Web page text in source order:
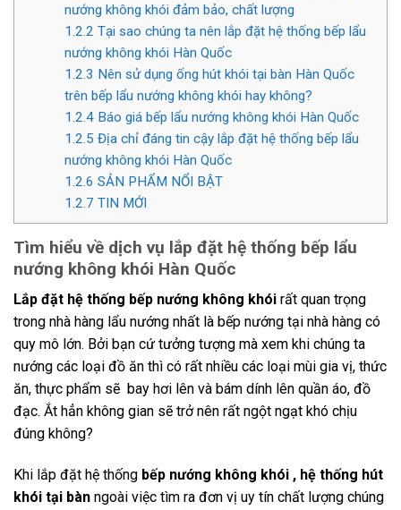
nướng không khói đảm bảo, chất lượng
1.2.2 Tại sao chúng ta nên lắp đặt hệ thống bếp lẩu
nướng không khói Hàn Quốc
1.2.3 Nên sử dụng ống hút khói tại bàn Hàn Quốc
trên bếp lẩu nướng không khói hay không?
1.2.4Báo giá bếp lẩu nướng không khói Hàn Quốc
1.2.5 Địa chỉ đáng tin cậy lắp đặt hệ thống bếp lẩu
nướng không khói Hàn Quốc
1.2.6 SẢN PHẨM NỔI BẬT
1.2.7 TIN MỚI
Tìm hiểu về dịch vụ lắp đặt hệ thống bếp lẩu
nướng không khói Hàn Quốc
Lắp đặt hệ thống bếp nướng không khói rất quan trọng
trong nhà hàng lẩu nướng nhất là bếp nướng tại nhà hàng có
quy mô lớn. Bởi bạn cứ tưởng tượng mà xem khi chúng ta
nướng các loại đồ ăn thì có rất nhiều các loại mùi gia vị, thức
ăn, thực phẩm sẽ bay hơi lên và bám dính lên quần áo, đồ
đạc. Ắt hẳn không gian sẽ trở nên rất ngột ngạt khó chịu
đúng không?
Khi lắp đặt hệ thống bếp nướng không khói , hệ thống hút
khói tại bàn ngoài việc tìm ra đơn vị uy tín chất lượng chúng